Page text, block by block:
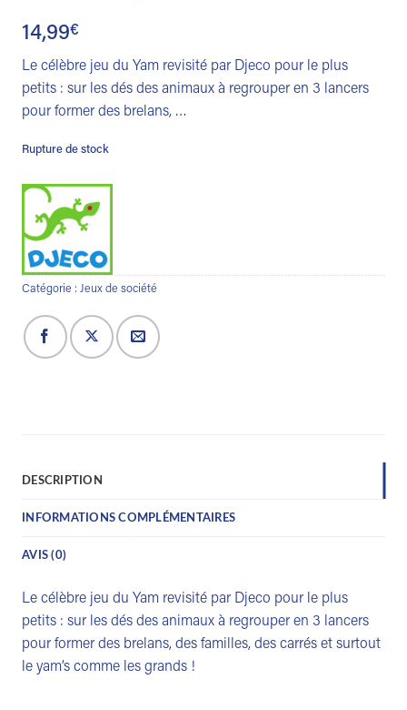
14,99€
Le célèbre jeu du Yam revisité par Djeco pour le plus
petits : sur les dés des animaux à regrouper en 3 lancers
pour former des brelans, …
Rupture de stock
Catégorie : Jeux de société
DESCRIPTION
INFORMATIONS COMPLÉMENTAIRES
AVIS (0)
Le célèbre jeu du Yam revisité par Djeco pour le plus
petits : sur les dés des animaux à regrouper en 3 lancers
pour former des brelans, des familles, des carrés et surtout
le yam’s comme les grands !